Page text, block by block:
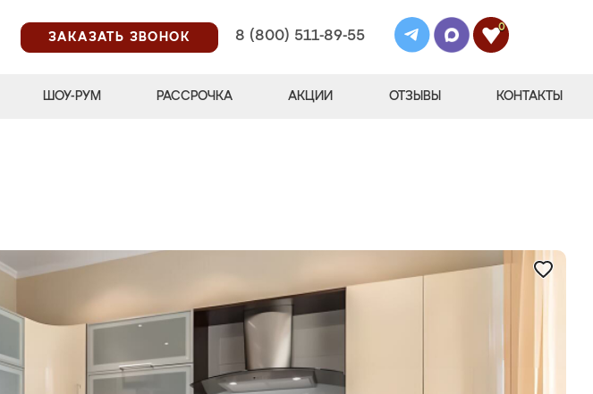
ЗАКАЗАТЬ ЗВОНОК
8 (800) 511-89-55
0
ШОУ-РУМ РАССРОЧКА АКЦИИ ОТЗЫВЫ КОНТАКТЫ